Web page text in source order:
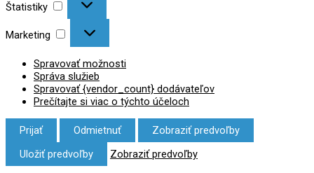
Štatistiky
Marketing
Spravovať možnosti
Správa služieb
Spravovať {vendor_count} dodávateľov
Prečítajte si viac o týchto účeloch
Prijať Odmietnuť
Zobraziť predvoľby
Uložiť predvoľby
Zobraziť predvoľby